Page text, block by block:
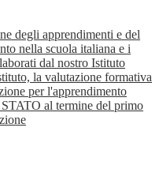
degli apprendimenti e del
nella scuola italiana e i
dal nostro Istituto
la valutazione formativa
per l'apprendimento
al termine del primo